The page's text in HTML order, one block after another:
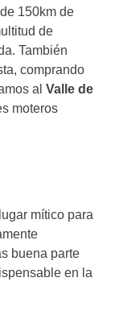
150km de
de
También
comprando
al Valle de
moteros
mítico para
buena parte
en la